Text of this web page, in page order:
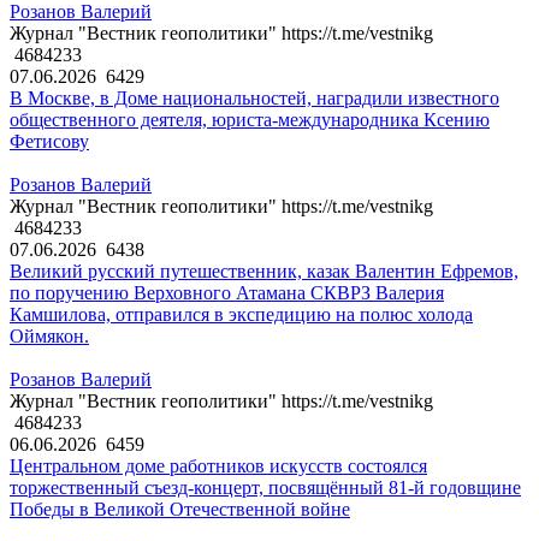
Розанов Валерий
Журнал "Вестник геополитики" https://t.me/vestnikg
4684233
07.06.2026 6429
В Москве, в Доме национальностей, наградили известного
общественного деятеля, юриста-международника Ксению
Фетисову
Розанов Валерий
Журнал "Вестник геополитики" https://t.me/vestnikg
4684233
07.06.2026 6438
Великий русский путешественник, казак Валентин Ефремов,
по поручению Верховного Атамана СКВРЗ Валерия
Камшилова, отправился в экспедицию на полюс холода
Оймякон.
Розанов Валерий
Журнал "Вестник геополитики" https://t.me/vestnikg
4684233
06.06.2026 6459
Центральном доме работников искусств состоялся
торжественный съезд-концерт, посвящённый 81-й годовщине
Победы в Великой Отечественной войне